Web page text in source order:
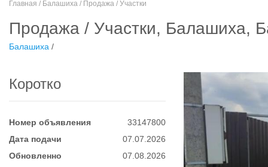
Главная / Балашиха / Продажа / Участки
Продажа / Участки, Балашиха,
Балашиха /
Коротко
Номер объявления
33147800
Дата подачи
07.07.2026
Обновленно
07.08.2026